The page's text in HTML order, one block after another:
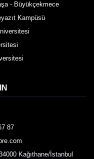
- Büyükçekmece
Kampüsü
87
Kağıthane/İstanbul